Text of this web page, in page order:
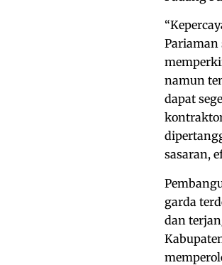
Pariaman
namun
dapat
sasaran,
garda
dan